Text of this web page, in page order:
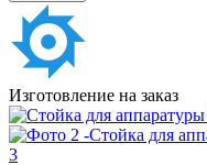
Изготовление на заказ
3